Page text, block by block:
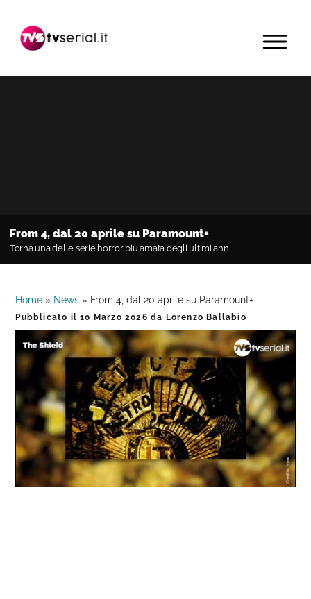
navigazione
contenuto
barra
primaria
MENU
From 4, dal 20 aprile su Paramount+
Torna una delle serie horror più amata degli ultimi anni
Home » News » From 4, dal 20 aprile su Paramount+
Pubblicato il10 Marzo 2026 da Lorenzo Ballabio
Unmute
Loaded :
0%
0%